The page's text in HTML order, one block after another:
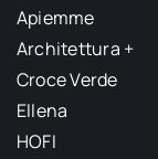
Apiemme
Architettura +
Croce Verde
Ellena
HOFI